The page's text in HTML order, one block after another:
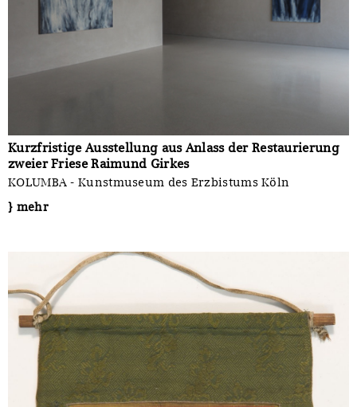
Kurzfristige Ausstellung aus Anlass der Restaurierung
zweier Friese Raimund Girkes
KOLUMBA - Kunstmuseum des Erzbistums Köln
} mehr